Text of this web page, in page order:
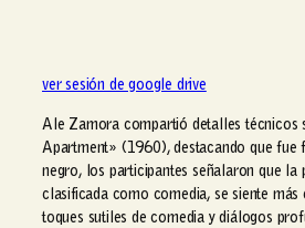
ver sesión de google drive
Ale Zamora compartió detalles técnicos
Apartment» (1960), destacando que fue
negro, los participantes señalaron que la
clasificada como comedia, se siente
toques sutiles de comedia y diálogos